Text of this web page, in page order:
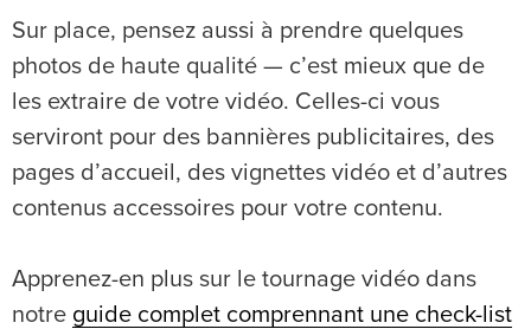
Sur place, pensez aussi à prendre quelques
photos de haute qualité — c’est mieux que de
les extraire de votre vidéo. Celles-ci vous
serviront pour des bannières publicitaires, des
pages d’accueil, des vignettes vidéo et d’autres
contenus accessoires pour votre contenu.
Apprenez-en plus sur le tournage vidéo dans
notre guide complet comprennant une check-list